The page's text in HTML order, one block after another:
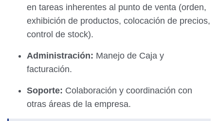
en tareas inherentes al punto de venta (orden,
exhibición de productos, colocación de precios,
control de stock).
Administración: Manejo de Caja y
facturación.
Soporte: Colaboración y coordinación con
otras áreas de la empresa.